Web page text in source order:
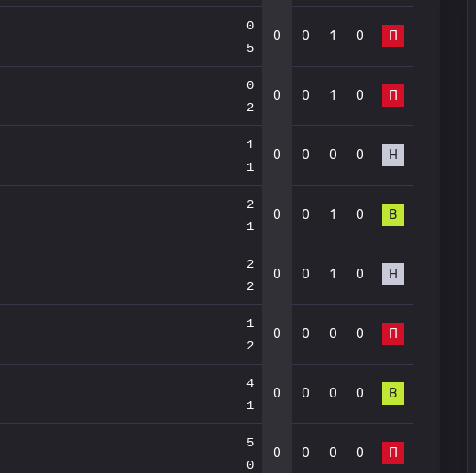
0
5
0 0 1 0 П
0
2
0 0 1 0 П
1
1
0 0 0 0 Н
2
1
0 0 1 0 В
2
2
0 0 1 0 Н
1
2
0 0 0 0 П
4
1
0 0 0 0 В
5
0
0 0 0 0 П